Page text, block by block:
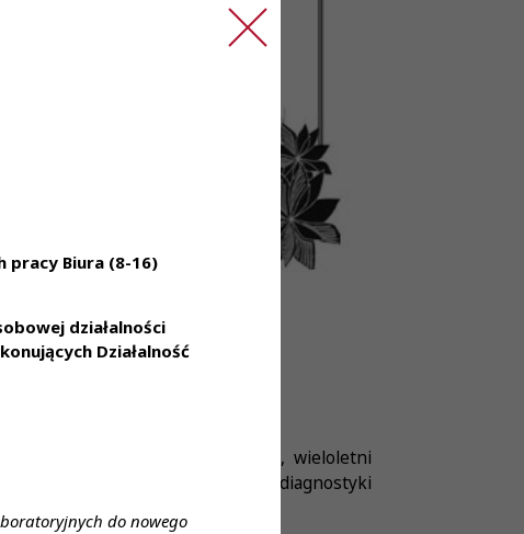
Biura (8-16)
działalności
Działalność
do nowego
Lubuskiego Oddziału PTDL, wieloletni
zawsze stawiała na rozwój diagnostyki